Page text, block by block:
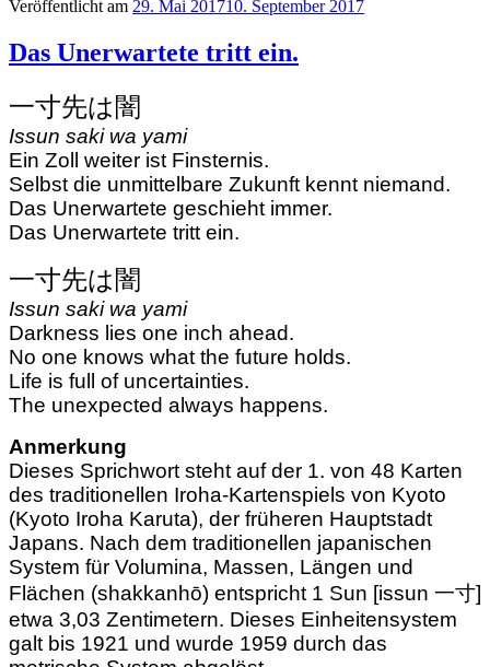
Veröffentlicht am 29. Mai 201710. September 2017
Das Unerwartete tritt ein.
一寸先は闇
Issun saki wa yami
Ein Zoll weiter ist Finsternis.
Selbst die unmittelbare Zukunft kennt niemand.
Das Unerwartete geschieht immer.
Das Unerwartete tritt ein.
一寸先は闇
Issun saki wa yami
Darkness lies one inch ahead.
No one knows what the future holds.
Life is full of uncertainties.
The unexpected always happens.
Anmerkung
Dieses Sprichwort steht auf der 1. von 48 Karten
des traditionellen Iroha-Kartenspiels von Kyoto
(Kyoto Iroha Karuta), der früheren Hauptstadt
Japans. Nach dem traditionellen japanischen
System für Volumina, Massen, Längen und
Flächen (shakkanhō) entspricht 1 Sun [issun 一寸]
etwa 3,03 Zentimetern. Dieses Einheitensystem
galt bis 1921 und wurde 1959 durch das